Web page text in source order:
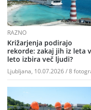
RAZNO
Križarjenja podirajo
rekorde: zakaj jih iz leta v
leto izbira več ljudi?
Ljubljana, 10.07.2026 / 8